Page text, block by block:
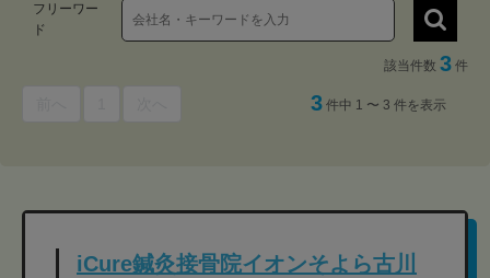
フリーワー
ド
該当件数 3 件
3 件中 1 〜 3 件を表示
iCure鍼灸接骨院イオンそよら古川